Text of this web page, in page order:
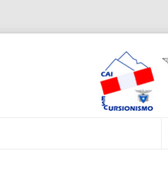
Vai al contenuto